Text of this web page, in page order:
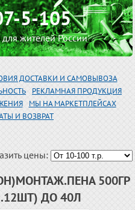
5-105
жителей России
ДОСТАВКИ И САМОВЫВОЗА
РЕКЛАМНАЯ ПРОДУКЦИЯ
МЫ НА МАРКЕТПЛЕЙСАХ
И ВОЗВРАТ
цены:
500ГР
ДО 40Л